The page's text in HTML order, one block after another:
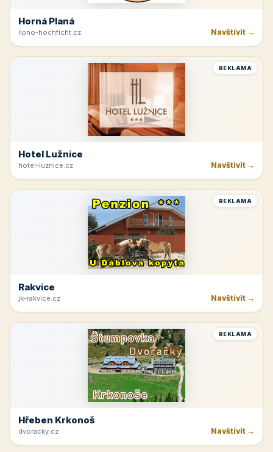
Horná Planá
lipno-hochficht.cz Navštívit →
REKLAMA
Hotel Lužnice
hotel-luznice.cz Navštívit →
REKLAMA
Rakvice
jk-rakvice.cz Navštívit →
REKLAMA
Hřeben Krkonoš
dvoracky.cz Navštívit →